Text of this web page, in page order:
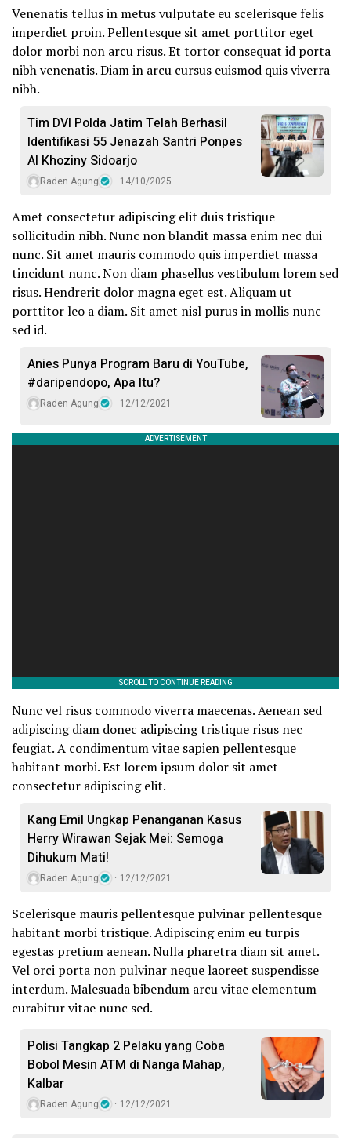
Venenatis tellus in metus vulputate eu scelerisque felis
imperdiet proin. Pellentesque sit amet porttitor eget
dolor morbi non arcu risus. Et tortor consequat id porta
nibh venenatis. Diam in arcu cursus euismod quis viverra
nibh.
Tim DVI Polda Jatim Telah Berhasil
Identifikasi 55 Jenazah Santri Ponpes
Al Khoziny Sidoarjo
Raden Agung 14/10/2025
Amet consectetur adipiscing elit duis tristique
sollicitudin nibh. Nunc non blandit massa enim nec dui
nunc. Sit amet mauris commodo quis imperdiet massa
tincidunt nunc. Non diam phasellus vestibulum lorem sed
risus. Hendrerit dolor magna eget est. Aliquam ut
porttitor leo a diam. Sit amet nisl purus in mollis nunc
sed id.
Anies Punya Program Baru di YouTube,
#daripendopo, Apa Itu?
Raden Agung 12/12/2021
Nunc vel risus commodo viverra maecenas. Aenean sed
adipiscing diam donec adipiscing tristique risus nec
feugiat. A condimentum vitae sapien pellentesque
habitant morbi. Est lorem ipsum dolor sit amet
consectetur adipiscing elit.
Kang Emil Ungkap Penanganan Kasus
Herry Wirawan Sejak Mei: Semoga
Dihukum Mati!
Raden Agung 12/12/2021
Scelerisque mauris pellentesque pulvinar pellentesque
habitant morbi tristique. Adipiscing enim eu turpis
egestas pretium aenean. Nulla pharetra diam sit amet.
Vel orci porta non pulvinar neque laoreet suspendisse
interdum. Malesuada bibendum arcu vitae elementum
curabitur vitae nunc sed.
Polisi Tangkap 2 Pelaku yang Coba
Bobol Mesin ATM di Nanga Mahap,
Kalbar
Raden Agung 12/12/2021